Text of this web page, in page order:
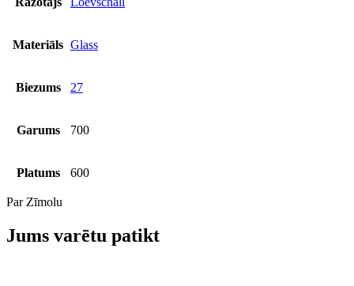
Materiāls Glass
Biezums 27
Garums 700
Platums 600
Par Zīmolu
Jums varētu patikt